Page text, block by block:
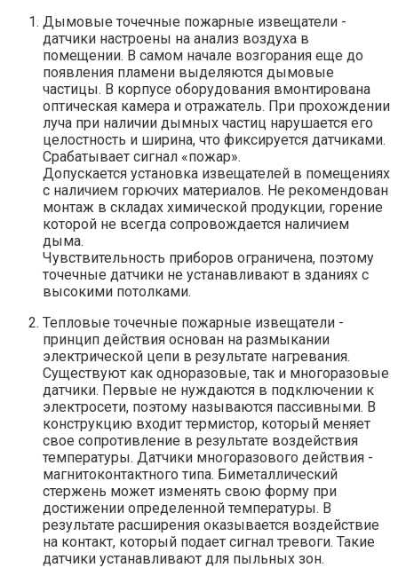
Дымовые точечные пожарные извещатели -
датчики настроены на анализ воздуха в
помещении. В самом начале возгорания еще до
появления пламени выделяются дымовые
частицы. В корпусе оборудования вмонтирована
оптическая камера и отражатель. При прохождении
луча при наличии дымных частиц нарушается его
целостность и ширина, что фиксируется датчиками.
Срабатывает сигнал «пожар».
Допускается установка извещателей в помещениях
с наличием горючих материалов. Не рекомендован
монтаж в складах химической продукции, горение
которой не всегда сопровождается наличием
дыма.
Чувствительность приборов ограничена, поэтому
точечные датчики не устанавливают в зданиях с
высокими потолками.
Тепловые точечные пожарные извещатели -
принцип действия основан на размыкании
электрической цепи в результате нагревания.
Существуют как одноразовые, так и многоразовые
датчики. Первые не нуждаются в подключении к
электросети, поэтому называются пассивными. В
конструкцию входит термистор, который меняет
свое сопротивление в результате воздействия
температуры. Датчики многоразового действия -
магнитоконтактного типа. Биметаллический
стержень может изменять свою форму при
достижении определенной температуры. В
результате расширения оказывается воздействие
на контакт, который подает сигнал тревоги. Такие
датчики устанавливают для пыльных зон.